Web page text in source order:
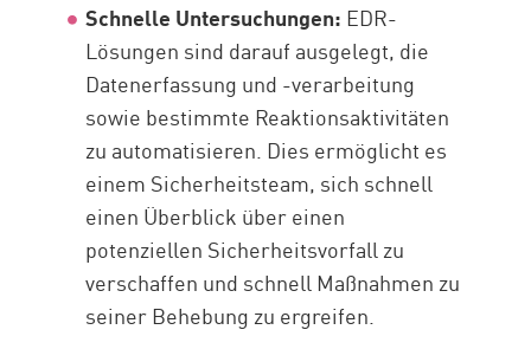
Schnelle Untersuchungen: EDR-
Lösungen sind darauf ausgelegt, die
Datenerfassung und -verarbeitung
sowie bestimmte Reaktionsaktivitäten
zu automatisieren. Dies ermöglicht es
einem Sicherheitsteam, sich schnell
einen Überblick über einen
potenziellen Sicherheitsvorfall zu
verschaffen und schnell Maßnahmen zu
seiner Behebung zu ergreifen.